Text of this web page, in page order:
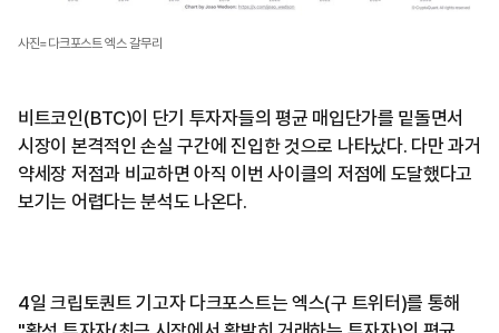
사진=다크포스트 엑스 갈무리
비트코인(BTC)이 단기 투자자들의 평균 매입단가를 밑돌면서
시장이 본격적인 손실 구간에 진입한 것으로 나타났다. 다만 과거
약세장 저점과 비교하면 아직 이번 사이클의 저점에 도달했다고
보기는 어렵다는 분석도 나온다.
4일 크립토퀀트 기고자 다크포스트는 엑스(구 트위터)를 통해